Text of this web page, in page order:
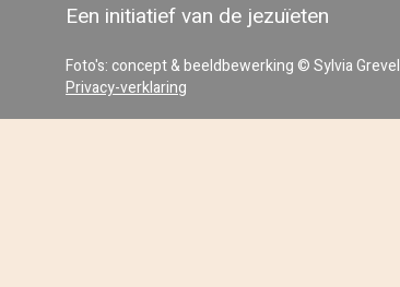
Een initiatief van de jezuïeten
Foto's: concept & beeldbewerking © Sylvia Grevel
Privacy-verklaring